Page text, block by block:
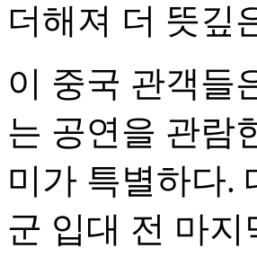
더해져 더 뜻깊
이 중국 관객들
는 공연을 관람
미가 특별하다.
군 입대 전 마